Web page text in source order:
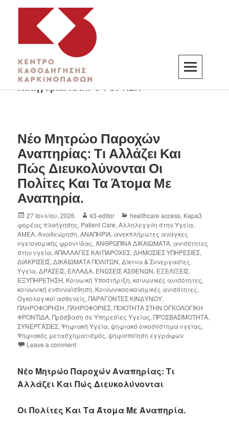
K3
ΚΕΝΤΡΟ ΚΑΘΟΔΗΓΗΣΗΣ ΚΑΡΚΙΝΟΠΑΘΩΝ
Κατηγορία:ΠΛΗΡΟΦΟΡΗΣΗ
Νέο Μητρώο Παροχών
Αναπηρίας: Τι Αλλάζει Και
Πώς Διευκολύνονται Οι
Πολίτες Και Τα Άτομα Με
Αναπηρία.
27 Ιουλίου, 2026 k3-editor healthcare access, Kapa3
φορέας πλοήγησης, Patient Care,Αλληλεγγύη στην Υγεία,
ΑΜΕΑ,Αναθεώρηση,ΑΝΑΠΗΡΙΑ, ανεκπλήρωτες ανάγκες
υγειονομικής φροντίδας,ΑΝΘΡΩΠΙΝΑ ΔΙΚΑΙΩΜΑΤΑ, ανισότητες
στην υγεία,ΑΠΑΛΛΑΓΕΣ ΚΑΙ ΠΑΡΟΧΕΣ,ΔΗΜΟΣΙΕΣ ΥΠΗΡΕΣΙΕΣ,
ΔΙΑΚΡΙΣΕΙΣ,ΔΙΚΑΙΩΜΑΤΑ ΠΟΛΙΤΩΝ,Δίκτυα & Συνεργασίες
Υγεία,ΔΡΑΣΕΙΣ, ΕΛΛΑΔΑ, ΕΝΩΣΕΙΣ ΑΣΘΕΝΩΝ, ΕΞΕΛΙΞΕΙΣ,
ΕΞΥΠΗΡΕΤΗΣΗ, Κοινωική Υποστήριξη,κοινωνικές ανισότητες,
κοινωνική ενσυναίσθηση, Κοινωνικοοικονομικές ανισότητες,
Ογκολογικοί ασθενείς,ΠΑΡΑΓΟΝΤΕΣ ΚΙΝΔΥΝΟΥ,
ΠΛΗΡΟΦΟΡΗΣΗ,ΠΛΗΡΟΦΟΡΙΕΣ,ΠΟΙΟΤΗΤΑ ΣΤΗΝ ΟΓΚΟΛΟΓΙΚΗ
ΦΡΟΝΤΙΔΑ,Πρόσβαση σε Υπηρεσίες Υγείας,ΠΡΟΣΒΑΣΙΜΟΤΗΤΑ,
ΣΥΝΕΡΓΑΣΙΕΣ,Ψηφιακή Υγεία,ψηφιακό οικοσύστημα υγείας,
Ψηφιακός μετασχηματισμός,ψηφιοποίηση εγγράφων
Leave a comment
Νέο Μητρώο Παροχών Αναπηρίας: Τι
Αλλάζει Και Πώς Διευκολύνονται
Οι Πολίτες Και Τα Άτομα Με Αναπηρία.